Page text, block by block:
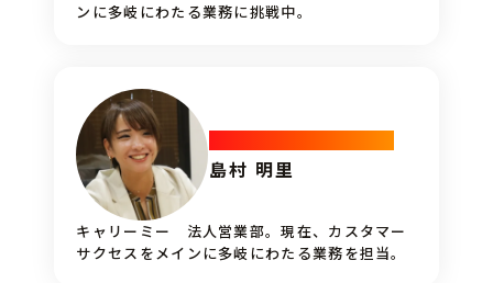
ンに多岐にわたる業務に挑戦中。
島村 明里
キャリーミー 法人営業部。現在、カスタマー
サクセスをメインに多岐にわたる業務を担当。